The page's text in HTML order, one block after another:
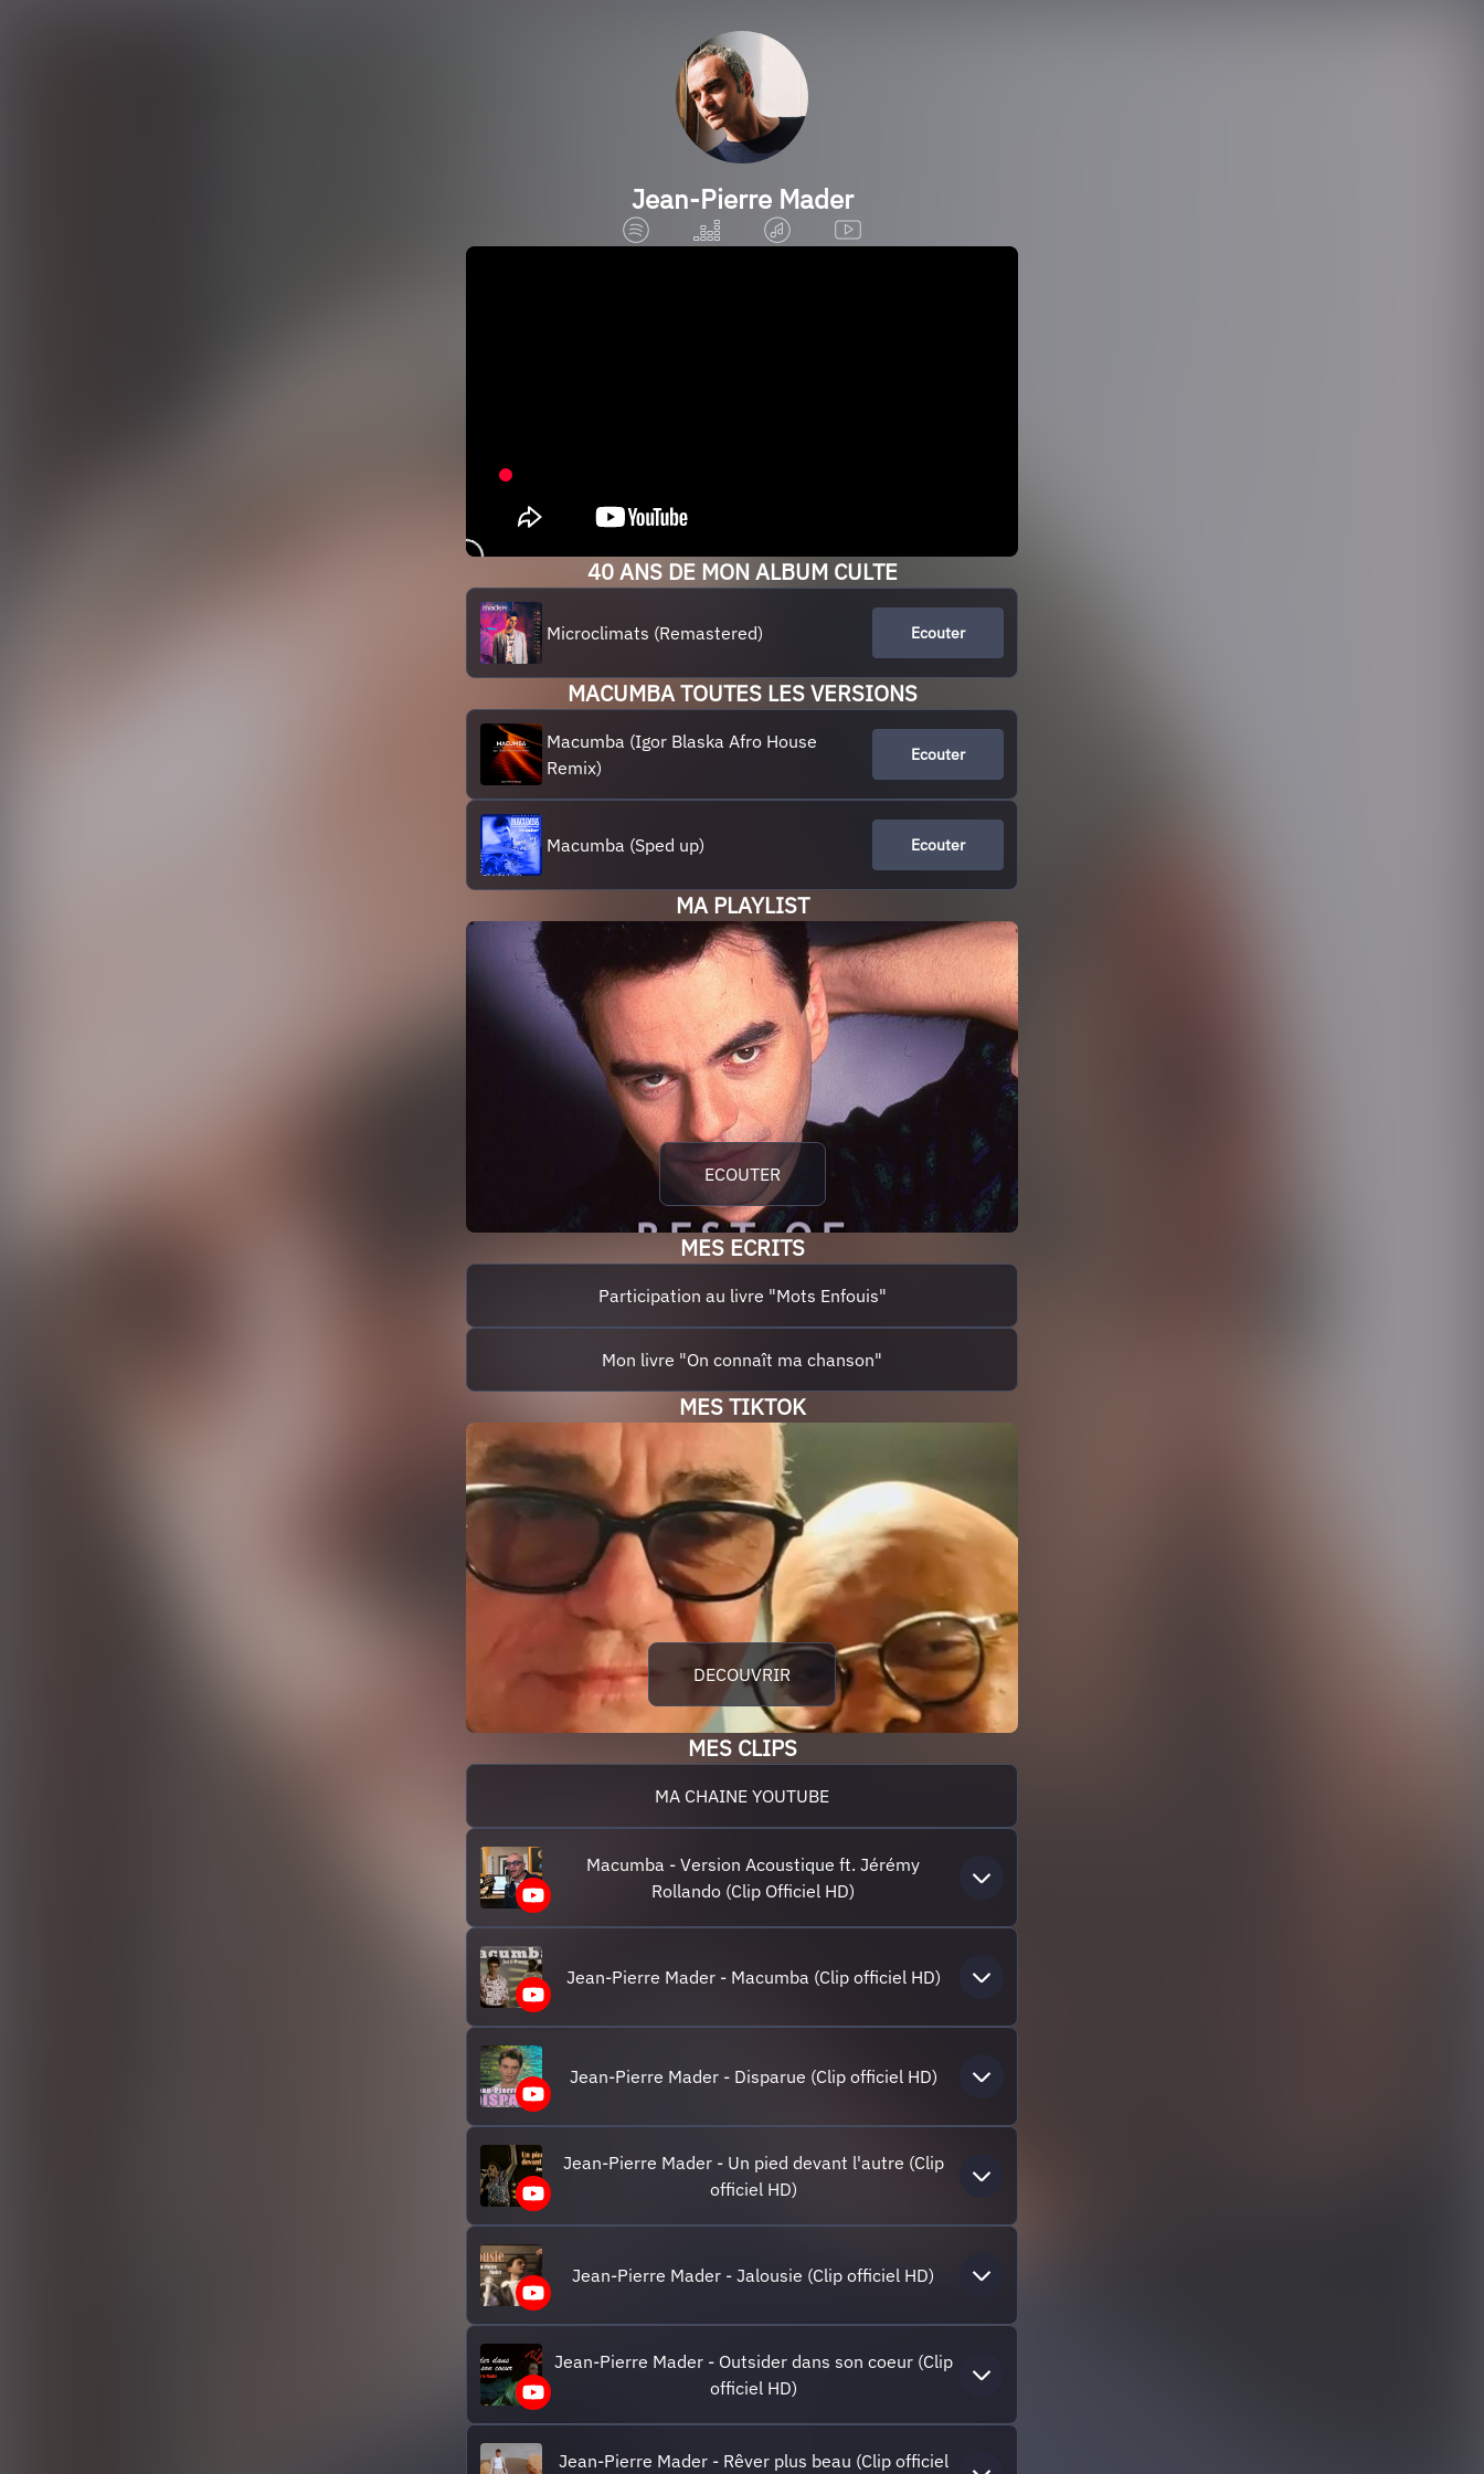
Jean-Pierre Mader
40 ANS DE MON ALBUM CULTE
Microclimats (Remastered) Ecouter
MACUMBA TOUTES LES VERSIONS
Macumba (Igor Blaska Afro House
Remix)
Ecouter
Macumba (Sped up) Ecouter
MA PLAYLIST
ECOUTER
MES ECRITS
Participation au livre "Mots Enfouis"
Mon livre "On connaît ma chanson"
MES TIKTOK
DECOUVRIR
MES CLIPS
MA CHAINE YOUTUBE
Macumba - Version Acoustique ft. Jérémy
Rollando (Clip Officiel HD)
Jean-Pierre Mader - Macumba (Clip officiel HD)
Jean-Pierre Mader - Disparue (Clip officiel HD)
Jean-Pierre Mader - Un pied devant l'autre (Clip
officiel HD)
Jean-Pierre Mader - Jalousie (Clip officiel HD)
Jean-Pierre Mader - Outsider dans son coeur (Clip
officiel HD)
Jean-Pierre Mader - Rêver plus beau (Clip officiel